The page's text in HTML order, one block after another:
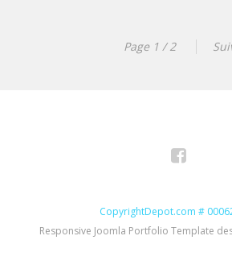
Page 1 / 2
CopyrightDepot.com #
Responsive Joomla Portfolio Template